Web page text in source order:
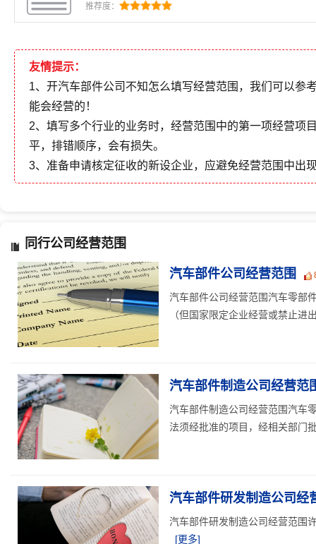
推荐度：
友情提示：
1、开汽车部件公司不知怎么填写经营范围，我们可以参
能会经营的！
2、填写多个行业的业务时，经营范围中的第一项经营项
平，排错顺序，会有损失。
3、准备申请核定征收的新设企业，应避免经营范围中出
同行公司经营范围
汽车部件公司经营范围
汽车部件公司经营范围汽车零部
（但国家限定企业经营或禁止
汽车部件制造公司经营范
汽车部件制造公司经营范围汽车
法须经批准的项目，经相关部门
汽车部件研发制造公司经
汽车部件研发制造公司经营范围
[更多]